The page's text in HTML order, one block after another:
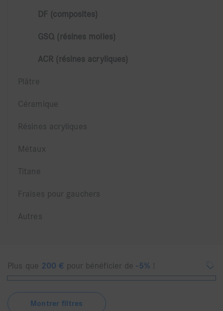
DF (composites)
GSQ (résines molles)
ACR (résines acryliques)
Plâtre
Céramique
Résines acryliques
Métaux
Titane
Fraises pour gauchers
Autres
Plus que 200 € pour bénéficier de-5% !
Montrer filtres